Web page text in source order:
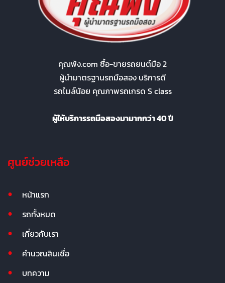
คุณพ้ง.com ซื้อ-ขายรถยนต์มือ 2
ผู้นำมาตรฐานรถมือสอง บริการดี
รถไมล์น้อย คุณภาพรถเกรด S class
ผู้ให้บริการรถมือสองมามากกว่า 40 ปี
ศูนย์ช่วยเหลือ
หน้าแรก
รถทั้งหมด
เกี่ยวกับเรา
คำนวณสินเชื่อ
บทความ